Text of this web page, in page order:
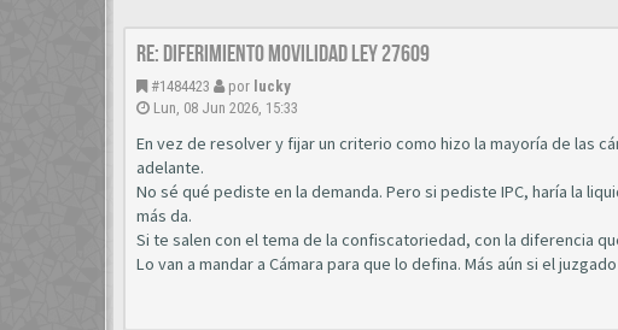
Re: diferimiento movilidad ley 27609
#1484423 por lucky
Lun, 08 Jun 2026, 15:33
En vez de resolver y fijar un criterio como hizo la mayoría de las
adelante.
No sé qué pediste en la demanda. Pero si pediste IPC, haría la
más da.
Si te salen con el tema de la confiscatoriedad, con la diferencia
Lo van a mandar a Cámara para que lo defina. Más aún si el